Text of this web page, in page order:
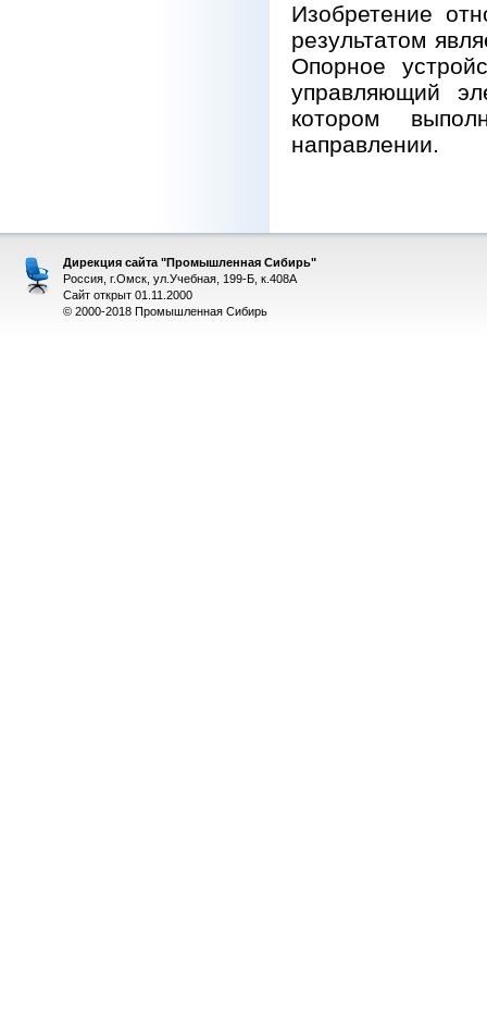
Изобретение
результатом
Опорное
управляющий
котором
направлении.
Дирекция сайта "Промышленная Сибирь"
Россия, г.Омск, ул.Учебная, 199-Б, к.408А
Сайт открыт 01.11.2000
© 2000-2018 Промышленная Сибирь